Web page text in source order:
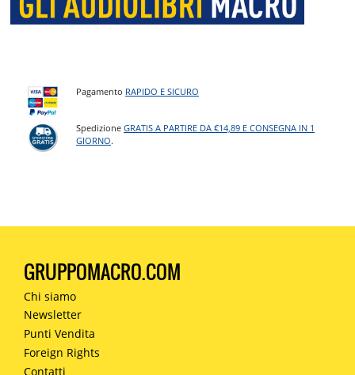
Pagamento RAPIDO E SICURO
SpedizioneGRATIS A PARTIRE DA €14,89 E CONSEGNA IN 1
GIORNO.
GRUPPOMACRO.COM
Chi siamo
Newsletter
Punti Vendita
Foreign Rights
Contatti